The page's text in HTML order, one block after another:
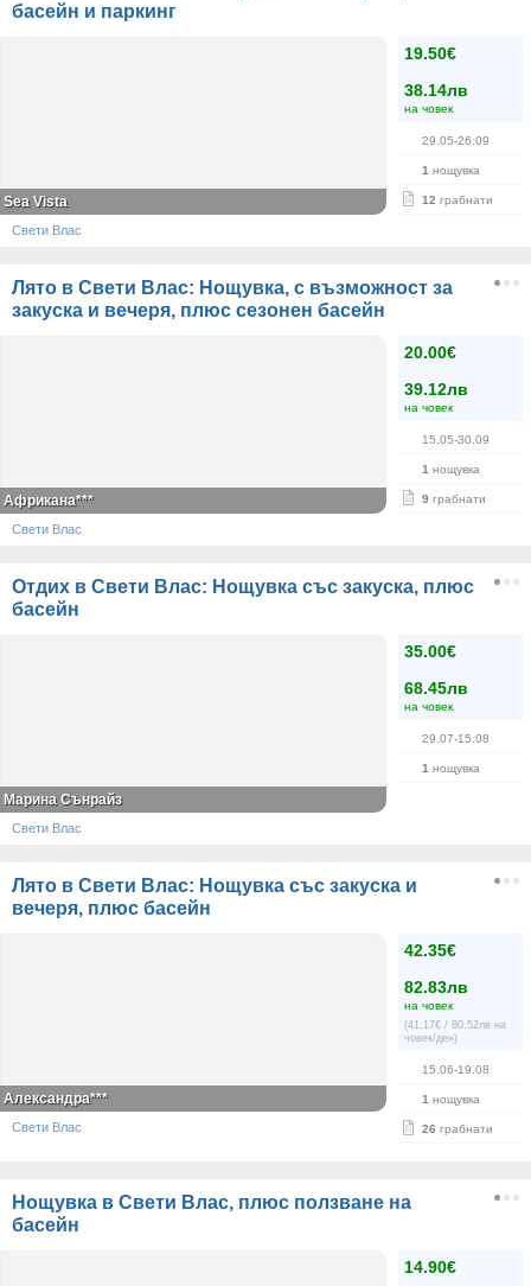
басейн и паркинг
19.50€
38.14лв
на човек
29.05-26.09
1 нощувка
12 грабнати
Sea Vista
Свети Влас
Лято в Свети Влас: Нощувка, с възможност за
закуска и вечеря, плюс сезонен басейн
20.00€
39.12лв
на човек
15.05-30.09
1 нощувка
9 грабнати
Африкана***
Свети Влас
Отдих в Свети Влас: Нощувка със закуска, плюс
басейн
35.00€
68.45лв
на човек
29.07-15.08
1 нощувка
Марина Сънрайз
Свети Влас
Лято в Свети Влас: Нощувка със закуска и
вечеря, плюс басейн
42.35€
82.83лв
на човек
(41.17€ / 80.52лв на
човек/ден)
15.06-19.08
1 нощувка
26 грабнати
Александра***
Свети Влас
Нощувка в Свети Влас, плюс ползване на
басейн
14.90€